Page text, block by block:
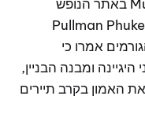
וגורמים ממשרד נפת Muang Phuket באתר הנופש
Pullman
אמרו כי
ומבנה הבניין,
האמון בקרב תיירים